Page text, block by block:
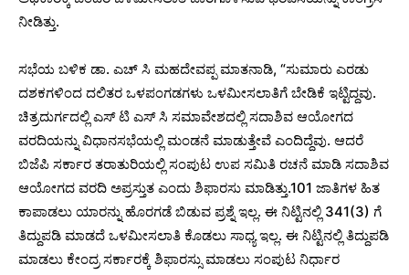
ನೀಡಿತ್ತು.
ಸಭೆಯ ಬಳಿಕ ಡಾ. ಎಚ್ ಸಿ ಮಹದೇವಪ್ಪ ಮಾತನಾಡಿ, “ಸುಮಾರು ಎರಡು
ದಶಕಗಳಿಂದ ದಲಿತರ ಒಳಪಂಗಡಗಳು ಒಳ‌ಮೀಸಲಾತಿಗೆ ಬೇಡಿಕೆ ಇಟ್ಟಿದ್ದವು.
ಚಿತ್ರದುರ್ಗದಲ್ಲಿ ಎಸ್ ಟಿ ಎಸ್ ಸಿ ಸಮಾವೇಶದಲ್ಲಿ ಸದಾಶಿವ ಆಯೋಗದ
ವರದಿಯನ್ನು ವಿಧಾನಸಭೆಯಲ್ಲಿ ಮಂಡನೆ ಮಾಡುತ್ತೇವೆ ಎಂದಿದ್ದೆವು. ಆದರೆ
ಬಿಜೆಪಿ ಸರ್ಕಾರ ತರಾತುರಿಯಲ್ಲಿ ಸಂಪುಟ ಉಪ ಸಮಿತಿ ರಚನೆ ಮಾಡಿ ಸದಾಶಿವ
ಆಯೋಗದ ವರದಿ ಅಪ್ರಸ್ತುತ ಎಂದು ಶಿಫಾರಸು ಮಾಡಿತ್ತು.101 ಜಾತಿಗಳ ಹಿತ
ಕಾಪಾಡಲು ಯಾರನ್ನು ಹೊರಗಡೆ ಬಿಡುವ ಪ್ರಶ್ನೆ ಇಲ್ಲ. ಈ ನಿಟ್ಟಿನಲ್ಲಿ 341(3) ಗೆ
ತಿದ್ದುಪಡಿ ಮಾಡದೆ ಒಳ‌ಮೀಸಲಾತಿ ಕೊಡಲು ಸಾಧ್ಯ ಇಲ್ಲ. ಈ ನಿಟ್ಟಿನಲ್ಲಿ ತಿದ್ದುಪಡಿ
ಮಾಡಲು ಕೇಂದ್ರ ಸರ್ಕಾರಕ್ಕೆ ಶಿಫಾರಸ್ಸು ಮಾಡಲು ಸಂಪುಟ ನಿರ್ಧಾರ